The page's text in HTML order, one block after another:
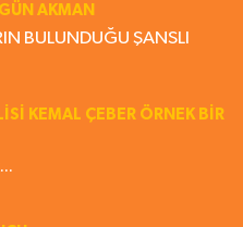
AKMAN
BULUNDUĞU ŞANSLI
KEMAL ÇEBER ÖRNEK BİR